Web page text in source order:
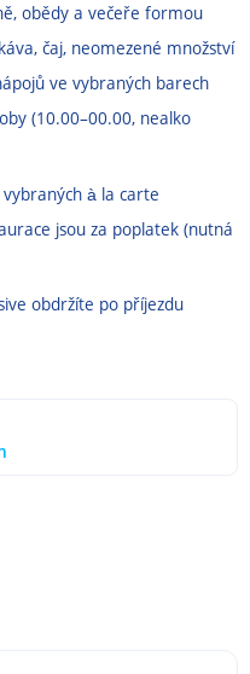
obědy a večeře formou
čaj, neomezené množství
ve vybraných barech
(10.00–00.00, nealko
à la carte
jsou za poplatek (nutná
obdržíte po příjezdu